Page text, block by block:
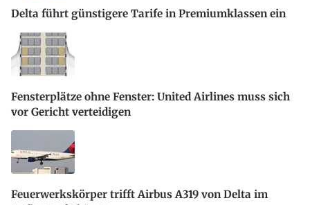
Delta führt günstigere Tarife in Premiumklassen ein
Fensterplätze ohne Fenster: United Airlines muss sich
vor Gericht verteidigen
Feuerwerkskörper trifft Airbus A319 von Delta im